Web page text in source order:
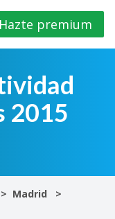
Hazte premium
2015
Madrid